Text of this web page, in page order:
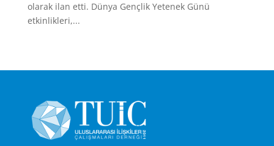
olarak ilan etti. Dünya Gençlik Yetenek Günü
etkinlikleri,...